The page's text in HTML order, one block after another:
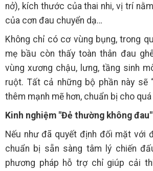
nở), kích thước của thai nhi, vị trí
của cơn đau chuyển dạ…
Không chỉ có cơ vùng bụng, trong
mẹ bầu còn thấy toàn thân đau
vùng xương chậu, lưng, tầng sinh
ruột. Tất cả những bộ phần này sẽ
thêm mạnh mẽ hơn, chuẩn bị cho
Kinh nghiệm "Đẻ thường không đau"
Nếu như đã quyết định đối mặt với
chuẩn bị sẵn sàng tâm lý chiến
phương pháp hỗ trợ chỉ giúp cải